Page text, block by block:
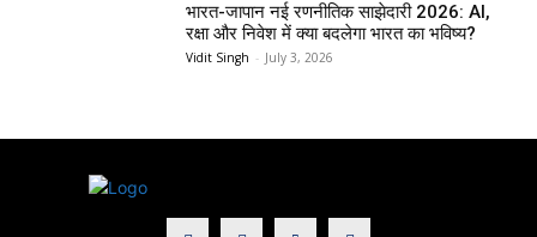
भारत-जापान नई रणनीतिक साझेदारी 2026: AI,
रक्षा और निवेश में क्या बदलेगा भारत का भविष्य?
Vidit Singh - July 3, 2026